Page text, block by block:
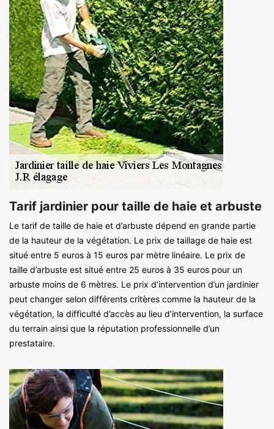
Tarif jardinier pour taille de haie et arbuste
Le tarif de taille de haie et d’arbuste dépend en grande partie
de la hauteur de la végétation. Le prix de taillage de haie est
situé entre 5 euros à 15 euros par mètre linéaire. Le prix de
taille d’arbuste est situé entre 25 euros à 35 euros pour un
arbuste moins de 6 mètres. Le prix d’intervention d’un jardinier
peut changer selon différents critères comme la hauteur de la
végétation, la difficulté d’accès au lieu d’intervention, la surface
du terrain ainsi que la réputation professionnelle d’un
prestataire.